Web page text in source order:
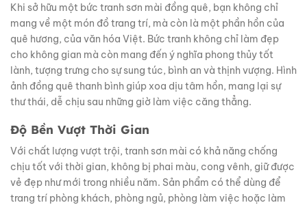
Khi sở hữu một bức tranh sơn mài đồng quê, bạn không chỉ
mang về một món đồ trang trí, mà còn là một phần hồn của
quê hương, của văn hóa Việt. Bức tranh không chỉ làm đẹp
cho không gian mà còn mang đến ý nghĩa phong thủy tốt
lành, tượng trưng cho sự sung túc, bình an và thịnh vượng. Hình
ảnh đồng quê thanh bình giúp xoa dịu tâm hồn, mang lại sự
thư thái, dễ chịu sau những giờ làm việc căng thẳng.
Độ Bền Vượt Thời Gian
Với chất lượng vượt trội, tranh sơn mài có khả năng chống
chịu tốt với thời gian, không bị phai màu, cong vênh, giữ được
vẻ đẹp như mới trong nhiều năm. Sản phẩm có thể dùng để
trang trí phòng khách, phòng ngủ, phòng làm việc hoặc làm